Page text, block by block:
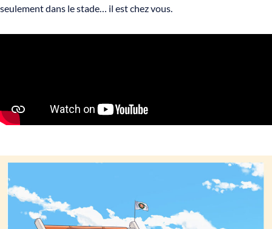
seulement dans le stade… il est chez vous.